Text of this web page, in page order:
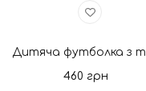
460 грн